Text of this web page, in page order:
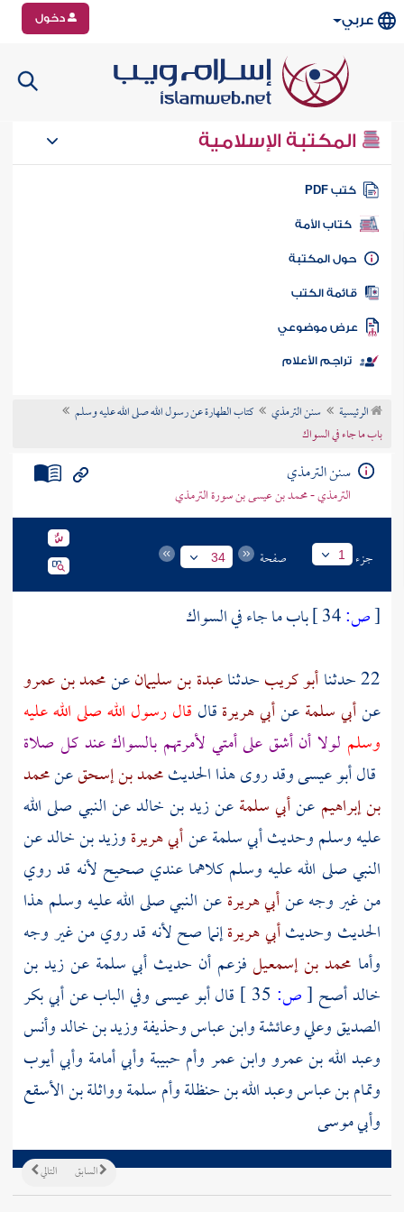
عربي دخول
المكتبة الإسلامية
كتب PDF
كتاب الأمة
المكتبة
الكتب
موضوعي
تراجم الأعلام
الرئيسية سنن الترمذي
كتاب الطهارة عن رسول الله صلى الله عليه وسلم
باب ما جاء في السواك
سنن الترمذي
الترمذي - محمد بن عيسى بن سورة الترمذي
جزء 1 صفحة 34
[ص:
باب ما جاء في السواك
22 حدثنا
أبو كريبحدثناعبدة بن سليمانعنمحمد بن عمرو
عنأبي سلمةعنأبي هريرةقال قال رسول الله صلى الله عليه
وسلم لولا أن أشق على أمتي لأمرتهم بالسواك عند كل صلاة
قال أبو عيسى وقد روى هذا الحديثمحمد بن إسحقعنمحمد
بن إبراهيم عنأبي سلمةعنزيد بن خالدعن النبي صلى الله
عليه وسلم وحديثأبي سلمةعنأبي هريرةوزيد بن خالدعن
النبي صلى الله عليه وسلم كلاهما عندي صحيح لأنه قد روي
من غير وجه عنأبي هريرةعن النبي صلى الله عليه وسلم هذا
الحديث وحديثأبي هريرةإنما صح لأنه قد روي من غير وجه
وأما محمد بن إسمعيلفزعم أن حديث أبي سلمةعنزيد بن
خالدأصح [ص:
قال أبو عيسى وفي الباب عن أبي بكر
الصديق وعلي وعائشة وابن عباس وحذيفة وزيد بن خالد وأنس
وعبد الله بن عمرو وابن عمر وأم حبيبة وأبي أمامة وأبي أيوب
وتمام بن عباس وعبد الله بن حنظلة وأم سلمة وواثلة بن الأسقع
وأبي موسى
التالي السابق